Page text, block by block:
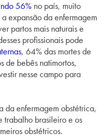
56% no país, muito
expansão da enfermagem
partos mais naturais e
profissionais pode
, 64% das mortes de
de bebês natimortos,
nesse campo para
da enfermagem obstétrica,
trabalho brasileiro e os
obstétricos.